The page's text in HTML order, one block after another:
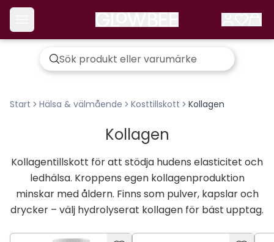
Start Hälsa & välmående Kosttillskott Kollagen
Kollagen
Kollagentillskott för att stödja hudens elasticitet och
ledhälsa. Kroppens egen kollagenproduktion
minskar med åldern. Finns som pulver, kapslar och
drycker – välj hydrolyserat kollagen för bäst upptag.